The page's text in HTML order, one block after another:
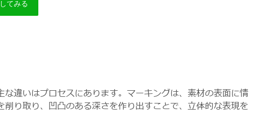
てみる
違いはプロセスにあります。マーキングは、素材の表面に情
り取り、凹凸のある深さを作り出すことで、立体的な表現を